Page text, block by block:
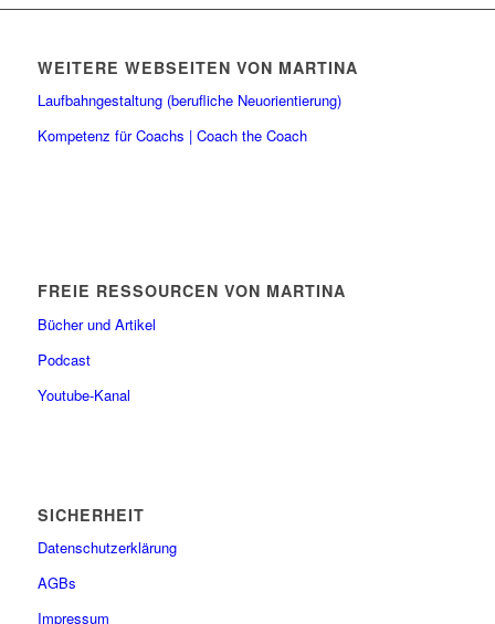
WEITERE WEBSEITEN VON MARTINA
Laufbahngestaltung (berufliche Neuorientierung)
Kompetenz für Coachs | Coach the Coach
FREIE RESSOURCEN VON MARTINA
Bücher und Artikel
Podcast
Youtube-Kanal
SICHERHEIT
Datenschutzerklärung
AGBs
Impressum